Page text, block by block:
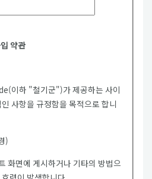
약관
이하 "철기군")가 제공하는 사이
사항을 규정함을 목적으로 합니
)
화면에 게시하거나 기타의 방법으